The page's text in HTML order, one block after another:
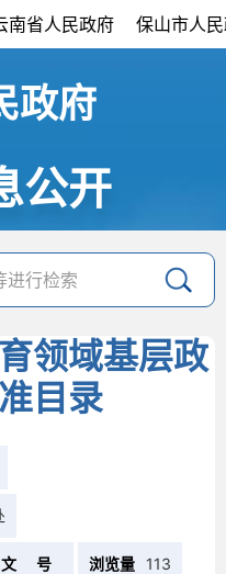
南省人民政府 保山市人
政府
公开
领域基层政
目录
文 号 浏览量 113